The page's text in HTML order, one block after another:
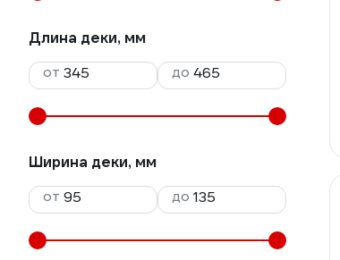
Длина деки, мм
от
до
Ширина деки, мм
от
до